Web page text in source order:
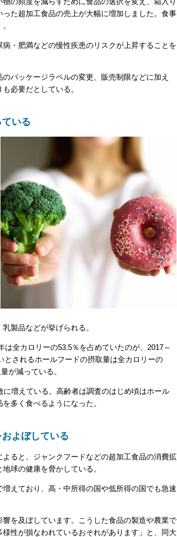
た超加工食品の売上が大幅に増加しました。食事
・肥満などの慢性疾患のリスクが上昇することを
パッケージラベルの変更、販売制限などに加え
必要だとしている。
いる
製品などが挙げられる。
全カロリーの53.5％を占めていたのが、2017～
とされるホールフードの摂取量は全カロリーの
が減っている。
増えている。高齢者は調査のはじめ頃はホール
多く食べるようになった。
よぼしている
ると、ジャンクフードなどの超加工食品の消費拡
球の健康を脅かしている。
えており、高・中所得の国や低所得の国でも急速
を及ぼしています。こうした食品の製造や農業で
性が損なわれているおそれがあります」と、同大